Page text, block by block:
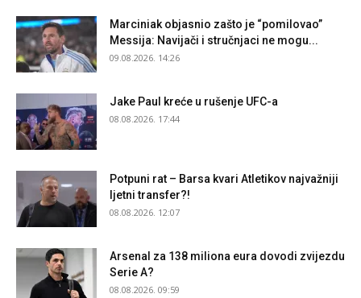
Marciniak objasnio zašto je “pomilovao”
Messija: Navijači i stručnjaci ne mogu...
09.08.2026. 14:26
Jake Paul kreće u rušenje UFC-a
08.08.2026. 17:44
Potpuni rat – Barsa kvari Atletikov najvažniji
ljetni transfer?!
08.08.2026. 12:07
Arsenal za 138 miliona eura dovodi zvijezdu
Serie A?
08.08.2026. 09:59